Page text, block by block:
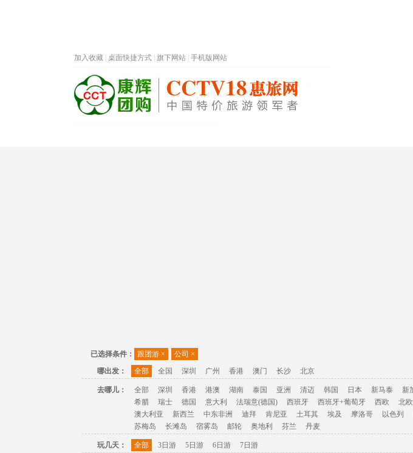
加入收藏 桌面快捷方式 旗下网站 手机版网站
已选择条件： 跟团游 × 公司 ×
哪出发：
全部 全国 深圳 广州 香港 澳门 长沙 北京
去哪儿： 全部 深圳 香港 港澳 湖南 泰国 亚洲 清迈 韩国 日本 新马泰 新
希腊
瑞士 德国 意大利 法瑞意(德国) 西班牙 西班牙+葡萄牙 西欧 北欧
澳大利亚
新西兰 中东非洲 迪拜 肯尼亚 土耳其 埃及 摩洛哥 以色列
苏梅岛
长滩岛 宿雾岛 邮轮 奥地利 芬兰 丹麦
玩几天： 全部 3日游 5日游 6日游 7日游